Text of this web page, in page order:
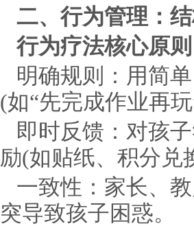
二、行为管理：
行为疗法核心原则
明确规则：用简
(如“先完成作业再
即时反馈：对孩
励(如贴纸、积分兑
一致性：家长、
突导致孩子困惑。